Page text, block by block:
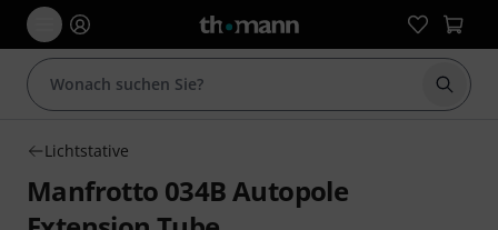
Suche
Lichtstative
Manfrotto 034B Autopole